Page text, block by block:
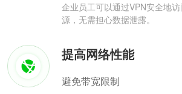
企业员工可以通过VPN安全地
源，无需担心数据泄露。
提高网络性能
避免带宽限制